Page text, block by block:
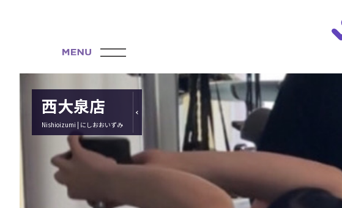
西大泉店
Nishioizumi | にしおおいずみ